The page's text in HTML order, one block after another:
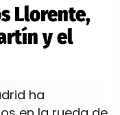
Llorente,
y el
ha